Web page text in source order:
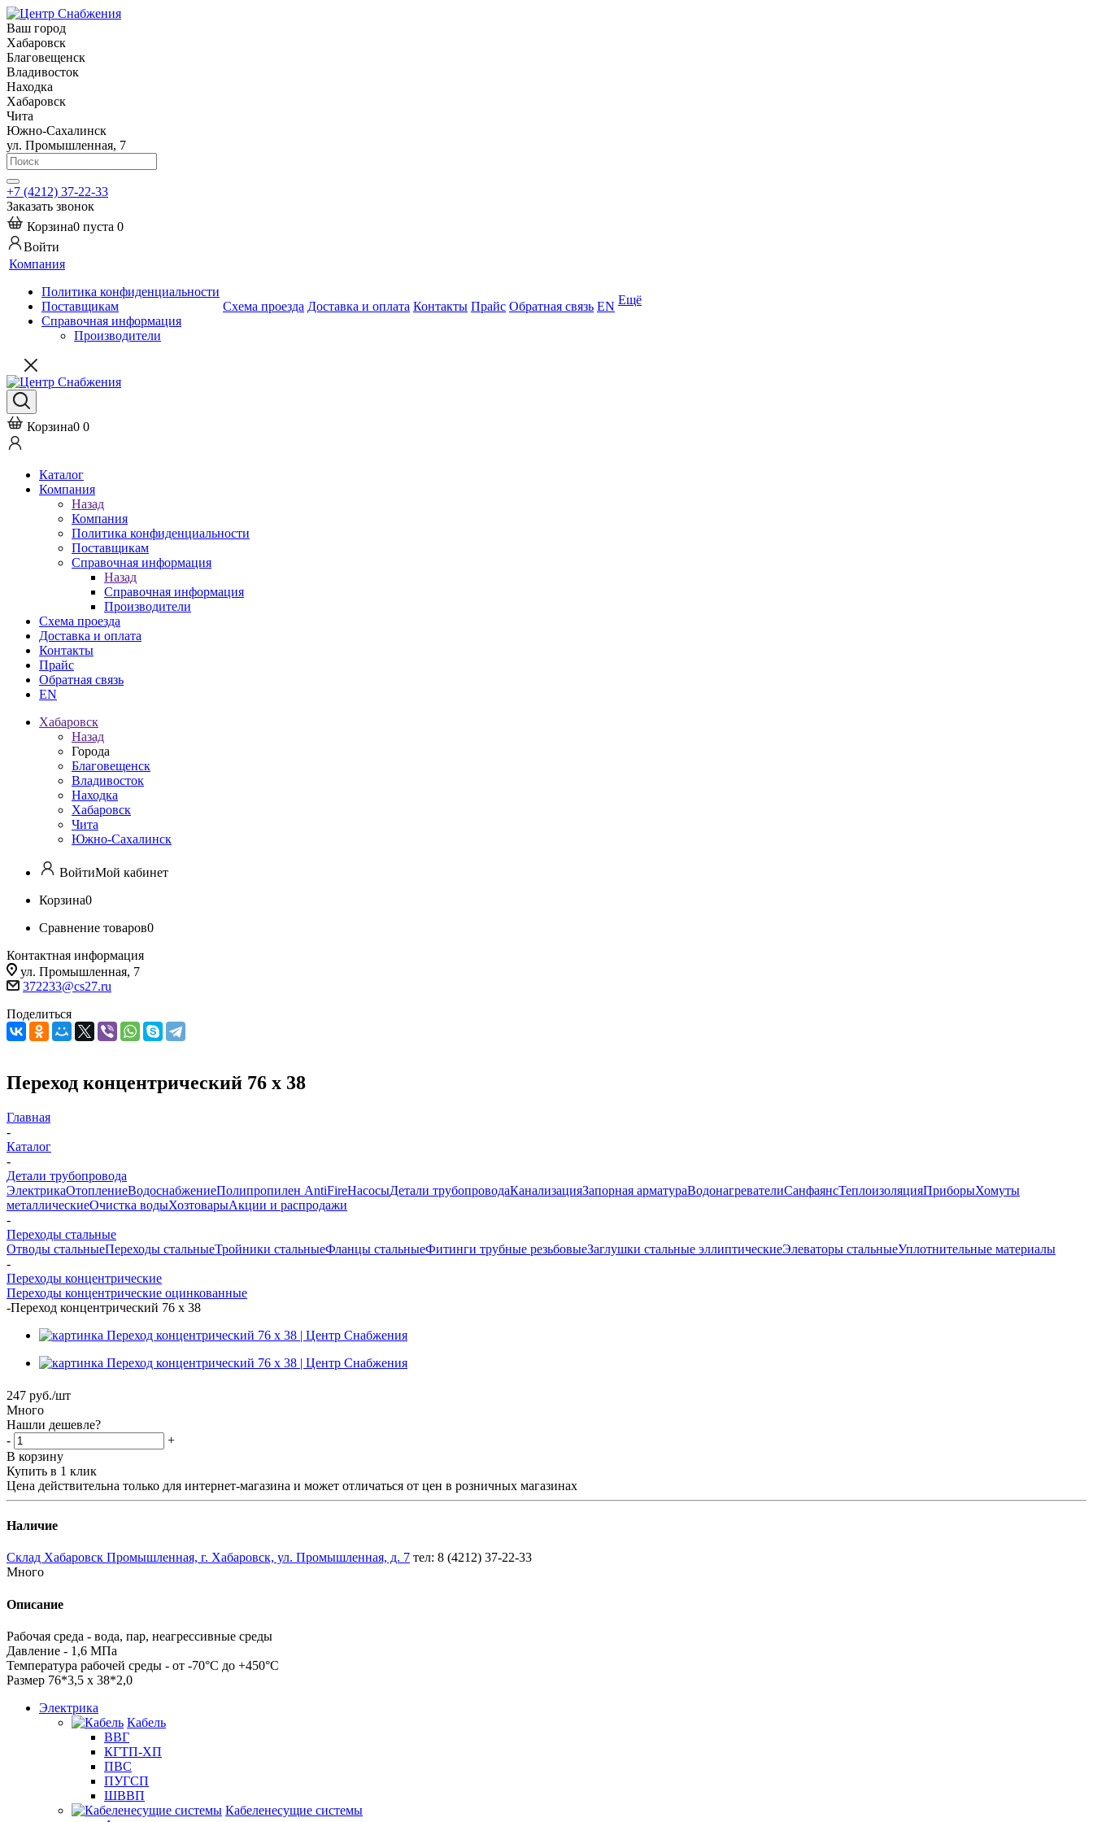
Ваш город
Хабаровск
Благовещенск
Владивосток
Находка
Хабаровск
Чита
Южно-Сахалинск
ул. Промышленная, 7
+7 (4212) 37-22-33
Заказать звонок
Корзина0 пуста 0
Войти
Компания
Политика конфиденциальности
Поставщикам
Справочная информация
Производители
Схема проезда Доставка и оплата Контакты Прайс Обратная связь EN Ещё
Корзина0 0
Каталог
Компания
Назад
Компания
Политика конфиденциальности
Поставщикам
Справочная информация
Назад
Справочная информация
Производители
Схема проезда
Доставка и оплата
Контакты
Прайс
Обратная связь
EN
Хабаровск
Назад
Города
Благовещенск
Владивосток
Находка
Хабаровск
Чита
Южно-Сахалинск
ВойтиМой кабинет
Корзина0
Сравнение товаров0
Контактная информация
ул. Промышленная, 7
372233@cs27.ru
Поделиться
Переход концентрический 76 х 38
Главная
-
Каталог
-
Детали трубопровода
ЭлектрикаОтоплениеВодоснабжениеПолипропилен AntiFireНасосыДетали трубопроводаКанализацияЗапорная арматураВодонагревателиСанфаянсТеплоизоляцияПриборыХомуты
металлическиеОчистка водыХозтоварыАкции и распродажи
-
Переходы стальные
Отводы стальныеПереходы стальныеТройники стальныеФланцы стальныеФитинги трубные резьбовыеЗаглушки стальные эллиптическиеЭлеваторы стальныеУплотнительные материалы
-
Переходы концентрические
Переходы концентрические оцинкованные
-Переход концентрический 76 х 38
247 руб./шт
Много
Нашли дешевле?
-
+
В корзину
Купить в 1 клик
Цена действительна только для интернет-магазина и может отличаться от цен в розничных магазинах
Наличие
Склад Хабаровск Промышленная, г. Хабаровск, ул. Промышленная, д. 7 тел: 8 (4212) 37-22-33
Много
Описание
Рабочая среда - вода, пар, неагрессивные среды
Давление - 1,6 МПа
Температура рабочей среды - от -70°С до +450°С
Размер 76*3,5 х 38*2,0
Электрика
Кабель
ВВГ
КГТП-ХП
ПВС
ПУГСП
ШВВП
Кабеленесущие системы